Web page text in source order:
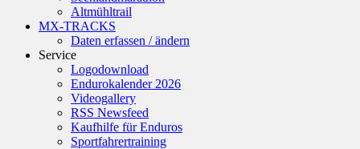
Altmühltrail
MX-TRACKS
Daten erfassen / ändern
Service
Logodownload
Endurokalender 2026
Videogallery
RSS Newsfeed
Kaufhilfe für Enduros
Sportfahrertraining